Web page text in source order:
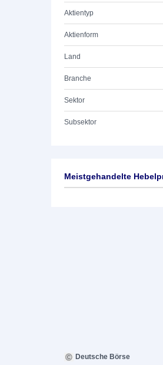
Aktientyp
Aktienform
Land
Branche
Sektor
Subsektor
Meistgehandelte
Deutsche Börse